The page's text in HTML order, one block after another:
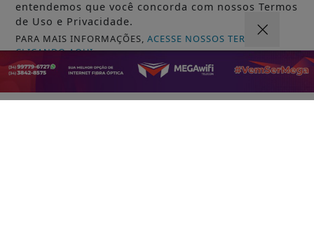
VISUALIZAR
07 DE AGO
POLICIAL
entendemos que você concorda com nossos Termos
de Uso e Privacidade.
PARA MAIS INFORMAÇÕES,ACESSE NOSSOS TERMOS
CLICANDO AQUI
PROSSEGUIR